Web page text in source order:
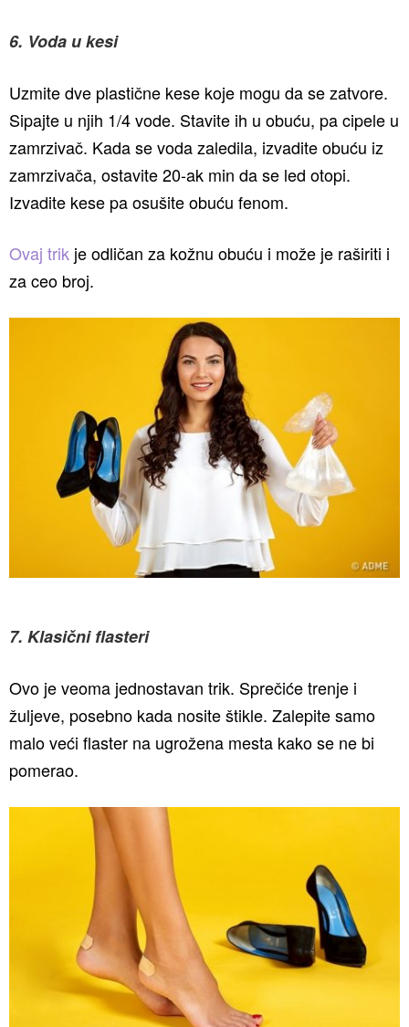
6. Voda u kesi
Uzmite dve plastične kese koje mogu da se zatvore.
Sipajte u njih 1/4 vode. Stavite ih u obuću, pa cipele u
zamrzivač. Kada se voda zaledila, izvadite obuću iz
zamrzivača, ostavite 20-ak min da se led otopi.
Izvadite kese pa osušite obuću fenom.
Ovaj trik je odličan za kožnu obuću i može je raširiti i
za ceo broj.
7. Klasični flasteri
Ovo je veoma jednostavan trik. Sprečiće trenje i
žuljeve, posebno kada nosite štikle. Zalepite samo
malo veći flaster na ugrožena mesta kako se ne bi
pomerao.